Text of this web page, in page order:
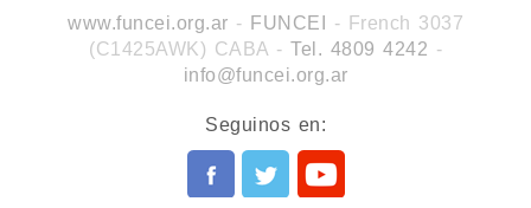
www.funcei.org.ar - FUNCEI
- French 3037
(C1425AWK) CABA - Tel. 4809 4242 -
info@funcei.org.ar
Seguinos en: